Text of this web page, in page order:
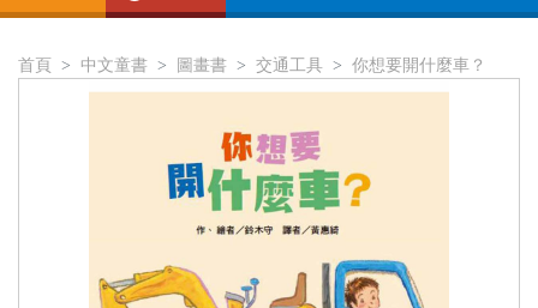
首頁 中文童書 圖畫書 交通工具 你想要開什麼車？